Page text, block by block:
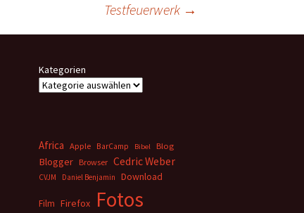
Testfeuerwerk →
Kategorien
Africa Apple BarCamp Bibel Blog
Blogger Browser Cedric Weber
CVJM Daniel Benjamin Download
Film Firefox Fotos